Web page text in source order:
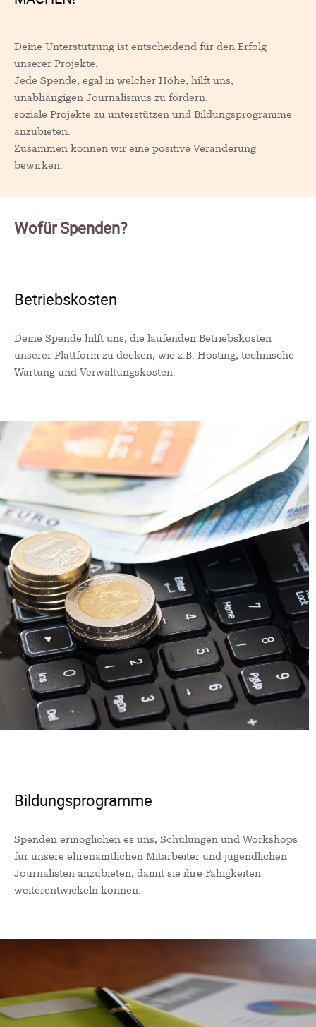
Deine Unterstützung ist entscheidend für den Erfolg
unserer Projekte.
Jede Spende, egal in welcher Höhe, hilft uns,
unabhängigen Journalismus zu fördern,
soziale Projekte zu unterstützen und Bildungsprogramme
anzubieten.
Zusammen können wir eine positive Veränderung
bewirken.
Wofür Spenden?
Betriebskosten
Deine Spende hilft uns, die laufenden Betriebskosten
unserer Plattform zu decken, wie z.B. Hosting, technische
Wartung und Verwaltungskosten.
Bildungsprogramme
Spenden ermöglichen es uns, Schulungen und Workshops
für unsere ehrenamtlichen Mitarbeiter und jugendlichen
Journalisten anzubieten, damit sie ihre Fähigkeiten
weiterentwickeln können.